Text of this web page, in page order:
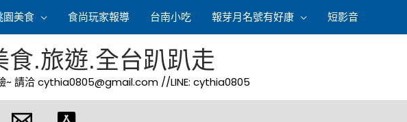
園美食 食尚玩家報導 台南小吃 報芽月名號有好康 短影音
食.旅遊.全台趴趴走
~ 請洽cythia0805@gmail.com //LINE: cythia0805